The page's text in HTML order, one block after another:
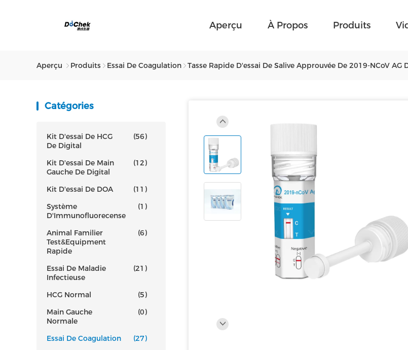
Aperçu À Propos Produits
Aperçu Produits Essai De Coagulation Tasse Rapide D'essai De Salive Approuvée De 2019-NCoV AG
Catégories
Kit D'essai De HCG
De Digital
(56)
Kit D'essai De Main
Gauche De Digital
(12)
Kit D'essai De DOA
(11)
Système
D'Immunofluorecense
(1)
Animal Familier
Test&Equipment
Rapide
(6)
Essai De Maladie
Infectieuse
(21)
HCG Normal
(5)
Main Gauche
Normale
(0)
Essai De Coagulation
(27)